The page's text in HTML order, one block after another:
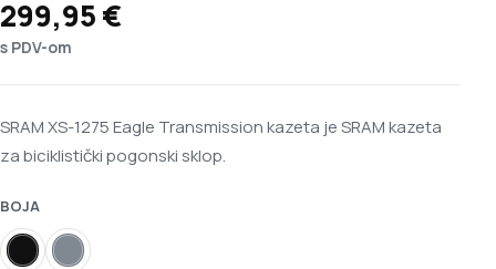
299,95€
s PDV-om
SRAM XS-1275 Eagle Transmission kazeta je SRAM kazeta
za biciklistički pogonski sklop.
BOJA
Crna / srebrna
Siva / srebrna